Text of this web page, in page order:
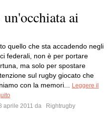
ai
quello che sta accadendo negli
federali, non è per portare
ma solo per spostare
sul rugby giocato che
con la memori...
Leggere il
aprile 2011 da
Rightrugby